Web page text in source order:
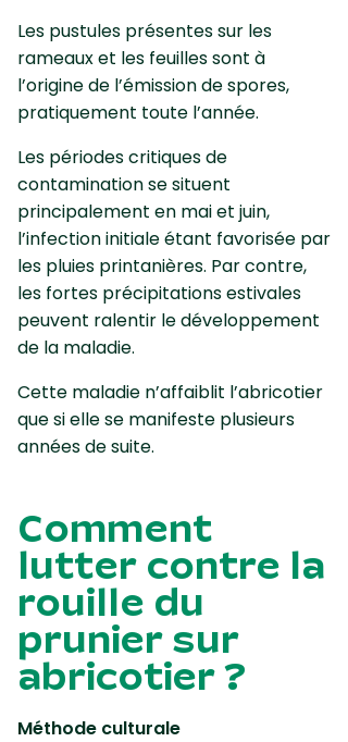
Les pustules présentes sur les
rameaux et les feuilles sont à
l’origine de l’émission de spores,
pratiquement toute l’année.
Les périodes critiques de
contamination se situent
principalement en mai et juin,
l’infection initiale étant favorisée par
les pluies printanières. Par contre,
les fortes précipitations estivales
peuvent ralentir le développement
de la maladie.
Cette maladie n’affaiblit l’abricotier
que si elle se manifeste plusieurs
années de suite.
Comment
lutter contre la
rouille du
prunier sur
abricotier ?
Méthode culturale